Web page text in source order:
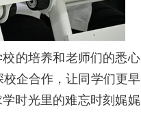
校的培养和老师们的悉心
企合作，让同学们更早
时光里的难忘时刻娓娓